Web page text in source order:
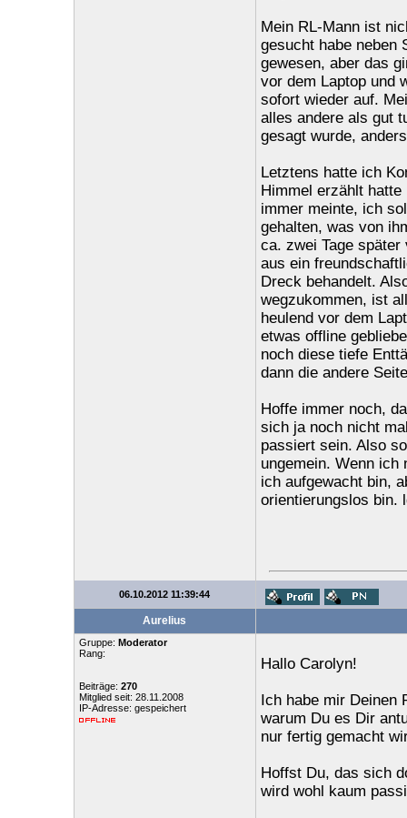
Mein RL-Mann ist
gesucht habe neben
gewesen, aber das
vor dem Laptop und
sofort wieder auf.
alles andere als gut
gesagt wurde,
Letztens hatte ich
Himmel erzählt
immer meinte, ich
gehalten, was von
ca. zwei Tage
aus ein
Dreck behandelt.
wegzukommen, ist
heulend vor dem
etwas offline
noch diese tiefe
dann die andere
Hoffe immer noch,
sich ja noch nicht
passiert sein. Also
ungemein. Wenn ich
ich aufgewacht bin,
orientierungslos bin.
06.10.2012 11:39:44
Aurelius
Gruppe: Moderator
Rang:
Beiträge: 270
Mitglied seit: 28.11.2008
IP-Adresse: gespeichert
Hallo Carolyn!
Ich habe mir Deinen
warum Du es Dir
nur fertig gemacht
Hoffst Du, das sich
wird wohl kaum